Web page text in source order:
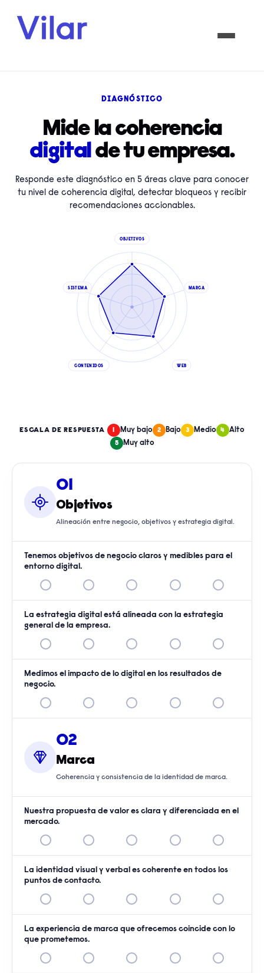
DIAGNÓSTICO
Mide la coherencia
digitalde tu empresa.
Responde este diagnóstico en 5 áreas clave para conocer
tu nivel de coherencia digital, detectar bloqueos y recibir
recomendaciones accionables.
OBJETIVOS
MARCA
WEB
CONTENIDOS
SISTEMA
ESCALA DE RESPUESTA Muy bajo 2 Bajo 3 Medio 4 Alto
5 Muy alto
01
Objetivos
Alineación entre negocio, objetivos y estrategia digital.
Tenemos objetivos de negocio claros y medibles para el
entorno digital.
La estrategia digital está alineada con la estrategia
general de la empresa.
Medimos el impacto de lo digital en los resultados de
negocio.
02
Marca
Coherencia y consistencia de la identidad de marca.
Nuestra propuesta de valor es clara y diferenciada en el
mercado.
La identidad visual y verbal es coherente en todos los
puntos de contacto.
La experiencia de marca que ofrecemos coincide con lo
que prometemos.